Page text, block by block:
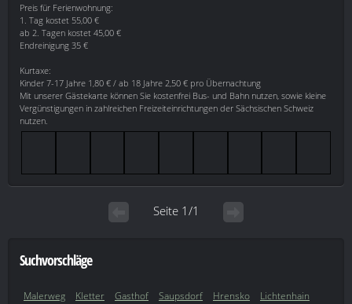
Preis für Ferienwohnung:
1. Tag kostet 55,00 €
ab 2. Tagen kostet 45,00 €
Endreinigung 35 €
Kurtaxe:
Kinder 7-17 Jahre 1,80 € / ab 18 Jahre 2,50 € pro Übernachtung
Mit unserer Gästekarte können Sie kostenfrei Bus- und Bahn nutzen, sowie kleine
Vergünstigungen in zahlreichen Freizeiteinrichtungen der Sächsischen Schweiz
nutzen.
Seite 1/1
Suchvorschläge
Malerweg Kletter Gasthof Saupsdorf Hrensko
Lichtenhain